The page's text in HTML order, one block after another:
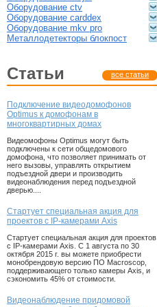
оборудование ctv
оборудование carddex
оборудование mkv pro
металлодетекторы блокпост
статьи все статьи
Подключение видеодомофонов
Optimus к домофонам в
многоквартирных домах
Видеомофоны Optimus могут быть
подключены к сети общедомового
домофона, что позволяет принимать от
него вызовы, управлять открытием
подъездной двери и производить
видеонаблюдения перед подъездной
дверью....
Стартует специальная акция для
проектов с IP-камерами Axis
Стартует специальная акция для проектов
с IP-камерами Axis. С 1 августа по 30
октября 2015 г. вы можете приобрести
монобрендовую версию ПО Macroscop,
поддерживающего только камеры Axis, и
сэкономить 45% от стоимости.
Видеонаблюдение придомовой